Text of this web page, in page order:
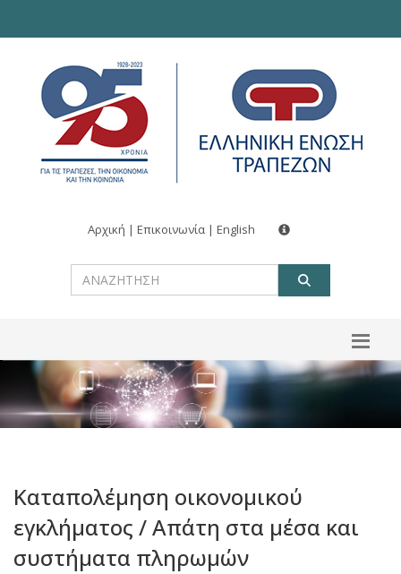
Αρχική | Επικοινωνία | English
Καταπολέμηση οικονομικού
εγκλήματος / Απάτη στα μέσα και
συστήματα πληρωμών